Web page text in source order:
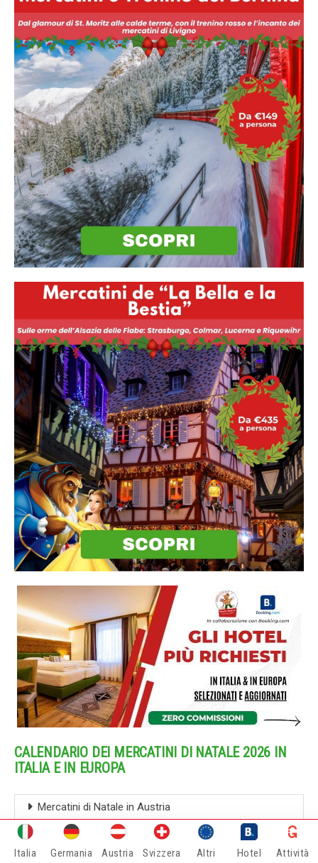
CALENDARIO DEI MERCATINI DI NATALE 2026 IN
ITALIA E IN EUROPA
Mercatini di Natale in Austria
Tirolo Austriaco
Italia Germania Austria Svizzera Altri Hotel Attività